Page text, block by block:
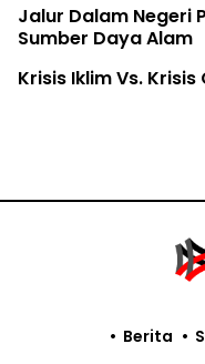
Jalur Dalam Negeri
Sumber Daya Alam
Krisis Iklim Vs.
Berita